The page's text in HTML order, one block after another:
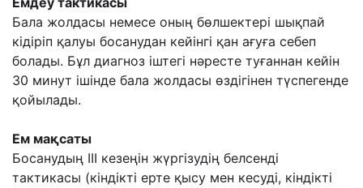
Бала жолдасы немесе оның бөлшектері шықпай
кідіріп қалуы босанудан кейінгі қан ағуға себеп
болады. Бұл диагноз іштегі нәресте туғаннан кейін
30 минут ішінде бала жолдасы өздігінен түспегенде
қойылады.
Ем мақсаты
Босанудың III кезеңін жүргізудің белсенді
тактикасы (кіндікті ерте қысу мен кесуді, кіндікті